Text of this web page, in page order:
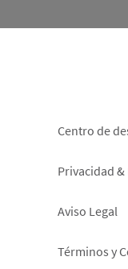
right
Centro de
Privacidad
Aviso Legal
Términos y